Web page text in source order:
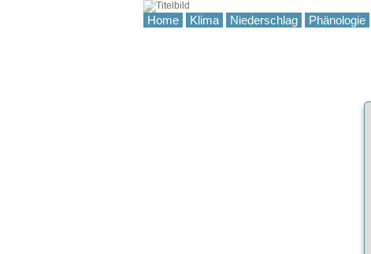
Home Klima Niederschlag Phänologie